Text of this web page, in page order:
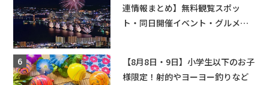
連情報まとめ】無料観覧スポッ
ト・同日開催イベント・グルメマ
【8月8日・9日】小学生以下のお子
様限定！射的やヨーヨー釣りなど